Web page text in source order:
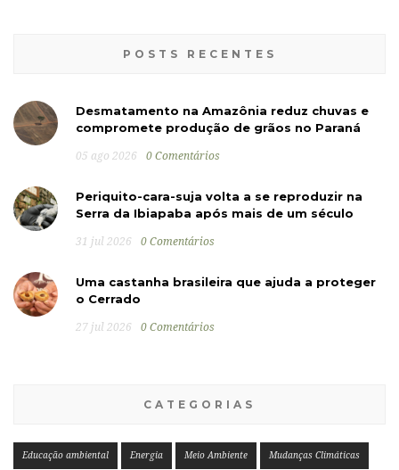
POSTS RECENTES
Desmatamento na Amazônia reduz chuvas e
compromete produção de grãos no Paraná
05 ago 2026 0 Comentários
Periquito-cara-suja volta a se reproduzir na
Serra da Ibiapaba após mais de um século
31 jul 2026 0 Comentários
Uma castanha brasileira que ajuda a proteger
o Cerrado
27 jul 2026 0 Comentários
CATEGORIAS
Educação ambiental Energia Meio Ambiente Mudanças Climáticas